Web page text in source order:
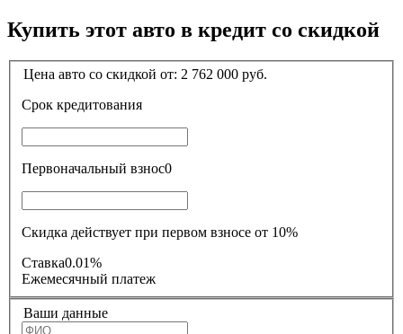
Купить этот авто в кредит со скидкой
Цена авто со скидкой от: 2 762 000 руб.
Срок кредитования
Первоначальный взнос0
Скидка действует при первом взносе от 10%
Ставка0.01%
Ежемесячный платеж
Ваши данные